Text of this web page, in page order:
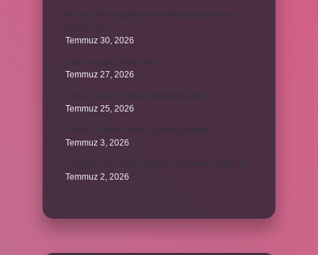
40 bin İhlâs okurken her defasında besmele
Temmuz 30, 2026
Temmuz 27, 2026
Temmuz 25, 2026
Temmuz 3, 2026
Titanyum mu daha sağlam paslanmaz çelik mi ?
Temmuz 2, 2026